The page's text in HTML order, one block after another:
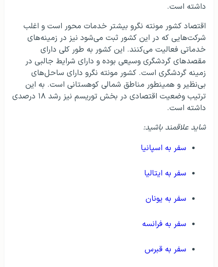
داشته است.
اقتصاد کشور مونته نگرو بیشتر خدمات محور است و اغلب
شرکت‌هایی که در این کشور ثبت می‌شود نیز در زمینه‌های
خدماتی فعالیت می‌کنند. این کشور به طور کلی دارای
مقصدهای گردشگری وسیعی بوده و دارای شرایط جالبی در
زمینه گردشگری است. کشور مونته نگرو دارای ساحل‌های
بی‌نظیر و همینطور مناطق شمالی کوهستانی است. به این
ترتیب وضعیت اقتصادی در بخش توریسم نیز رشد ۱۸ درصدی
داشته است.
شاید علاقمند باشید:
سفر به اسپانیا
سفر به ایتالیا
سفر به یونان
سفر به فرانسه
سفر به قبرس